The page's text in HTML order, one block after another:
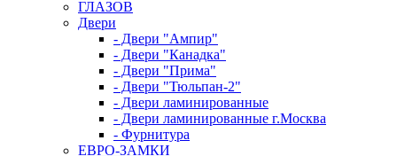
ГЛАЗОВ
Двери
- Двери "Ампир"
- Двери "Канадка"
- Двери "Прима"
- Двери "Тюльпан-2"
- Двери ламинированные
- Двери ламинированные г.Москва
- Фурнитура
ЕВРО-ЗАМКИ